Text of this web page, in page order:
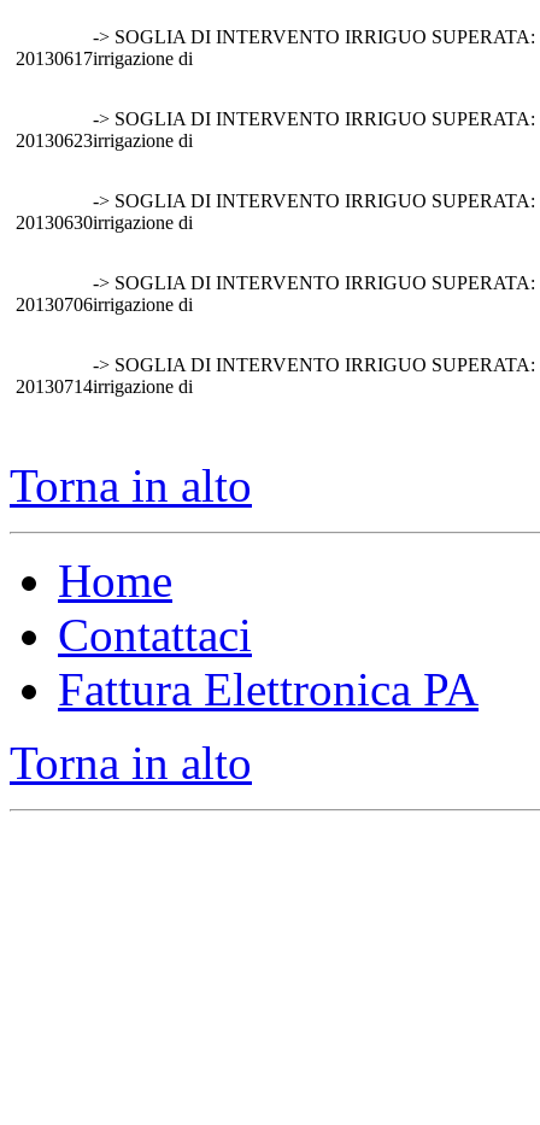
20130617
-> SOGLIA DI INTERVENTO IRRIGUO SUPERATA:
irrigazione di
20130623
-> SOGLIA DI INTERVENTO IRRIGUO SUPERATA:
irrigazione di
20130630
-> SOGLIA DI INTERVENTO IRRIGUO SUPERATA:
irrigazione di
20130706
-> SOGLIA DI INTERVENTO IRRIGUO SUPERATA:
irrigazione di
20130714
-> SOGLIA DI INTERVENTO IRRIGUO SUPERATA:
irrigazione di
Torna in alto
Home
Contattaci
Fattura Elettronica PA
Torna in alto